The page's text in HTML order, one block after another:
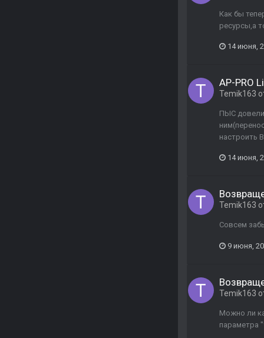
Как бы
ресурсы,а
14 июня,
AP-PRO
Temik163
ПЫС довели
настроить
14 июня,
Temik163
Совсем
9 июня,
Temik163
Можно ли
параметра